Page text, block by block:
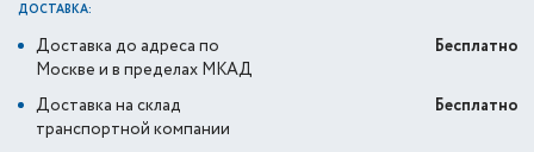
ДОСТАВКА:
Доставка до адреса по
Москве и в пределах МКАД
Бесплатно
Доставка на склад
транспортной компании
Бесплатно